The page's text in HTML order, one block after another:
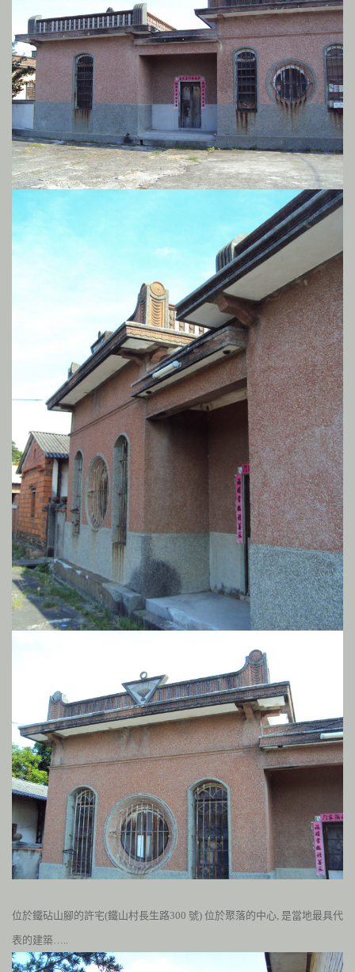
位於鐵砧山腳的許宅(鐵山村長生路300 號) 位於聚落的中心, 是當地最具代
表的建築…..